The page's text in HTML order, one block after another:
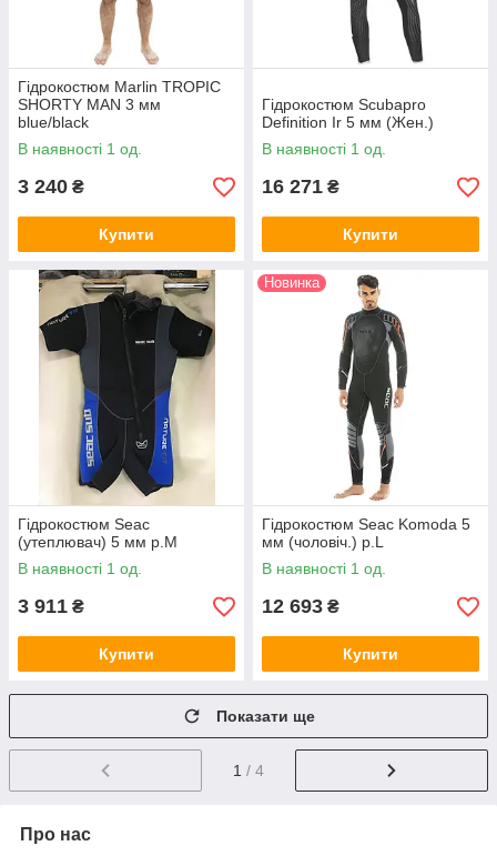
Гідрокостюм Marlin TROPIC
SHORTY MAN 3 мм
blue/black
В наявності 1 од.
3 240 ₴
Купити
Гідрокостюм Scubapro
Definition Ir 5 мм (Жен.)
В наявності 1 од.
16 271 ₴
Купити
Гідрокостюм Seac
(утеплювач) 5 мм р.М
В наявності 1 од.
3 911 ₴
Купити
Новинка
Гідрокостюм Seac Komoda 5
мм (чоловіч.) р.L
В наявності 1 од.
12 693 ₴
Купити
Показати ще
1 / 4
Про нас